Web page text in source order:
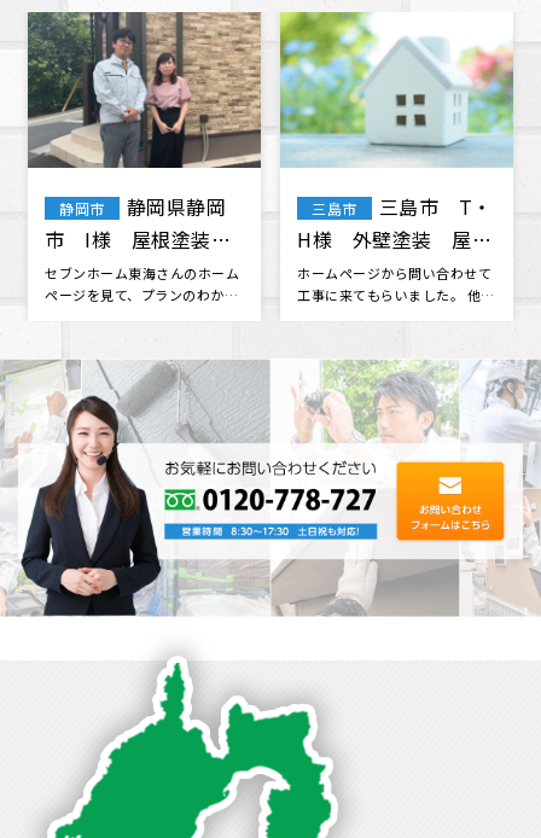
静岡県静岡
I様 屋根塗装
壁塗装 修復
ブンホーム東海さんのホーム
ージを見て、プランのわかり
三島市
三島市 T・
H様 外壁塗装 屋根
塗装 付帯部塗装
ホームページから問い合わせて
工事に来てもらいました。 他の